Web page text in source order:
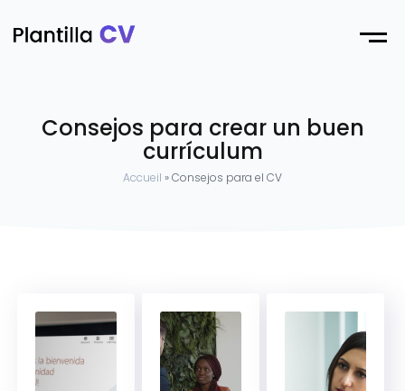
Menu
Consejos para crear un buen
currículum
Accueil »Consejos para el CV